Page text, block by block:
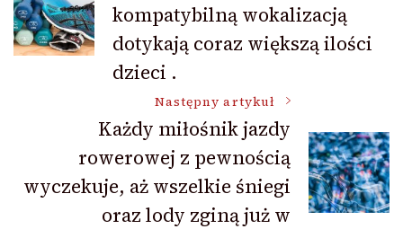
wpisukompatybilną wokalizacją
dotykają coraz większą ilości
dzieci .
Następny artykuł
Każdy miłośnik jazdy
rowerowej z pewnością
wyczekuje, aż wszelkie śniegi
oraz lody zginą już w